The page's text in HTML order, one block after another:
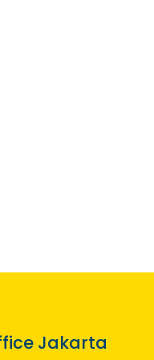
Jakarta